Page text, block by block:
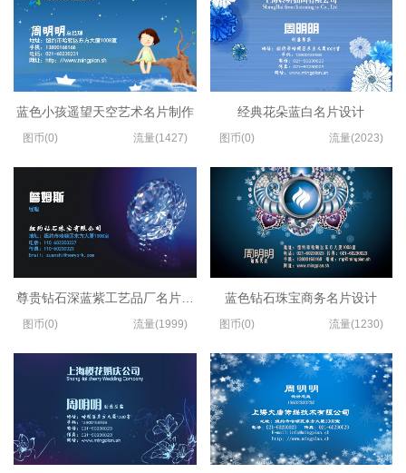
蓝色小孩遥望天空艺术名片制作
图币(0) 流量(1427)
尊贵钻石深蓝紫工艺品厂名片设计
图币(0) 流量(1999)
经典花朵蓝白名片设计
图币(0) 流量(2023)
蓝色钻石珠宝商务名片设计
图币(0) 流量(1230)